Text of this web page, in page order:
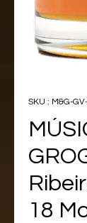
SKU : M&G-
18